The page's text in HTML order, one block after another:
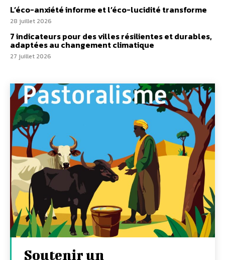
L’éco-anxiété informe et l’éco-lucidité transforme
28 juillet 2026
7 indicateurs pour des villes résilientes et durables,
adaptées au changement climatique
27 juillet 2026
Soutenir un